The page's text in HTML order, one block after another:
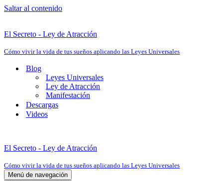
Saltar al contenido
El Secreto - Ley de Atracción
Cómo vivir la vida de tus sueños aplicando las Leyes Universales
Blog
Leyes Universales
Ley de Atracción
Manifestación
Descargas
Videos
El Secreto - Ley de Atracción
Cómo vivir la vida de tus sueños aplicando las Leyes Universales
Menú de navegación